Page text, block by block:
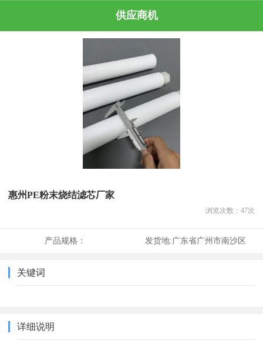
供应商机
惠州PE粉末烧结滤芯厂家
浏览次数： 47次
产品规格： 发货地:广东省广州市南沙区
关键词
详细说明